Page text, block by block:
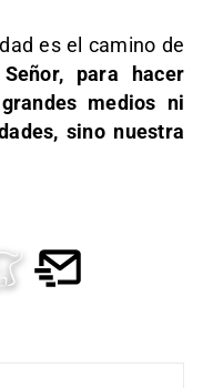
es el camino de
Señor, para hacer
medios ni
sino nuestra